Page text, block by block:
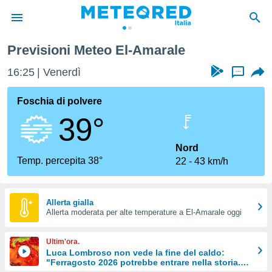
di
per
le
di
Web
le
Previsioni Meteo El-Amarale
16:25 Venerdì ...
Foschia di polvere
39°
Temp. percepita 38°
Nord
22
43 km/h
Allerta gialla
Allerta moderata per alte temperature a El-Amarale oggi
Ultim'ora.
Luca Lombroso non vede la fine del caldo:
"Ferragosto 2026 potrebbe entrare nella storia.